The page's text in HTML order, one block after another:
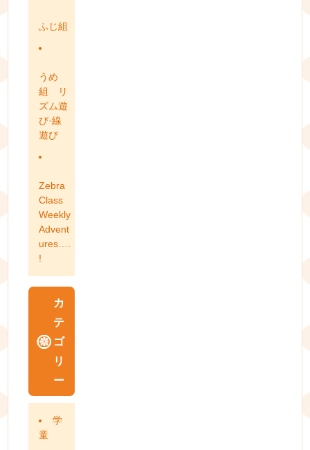
ふじ組
うめ
組 リ
ズム遊
び·線
遊び
Zebra
Class
Weekly
Advent
ures….
!
カ
テ
ゴ
リ
ー
学
童